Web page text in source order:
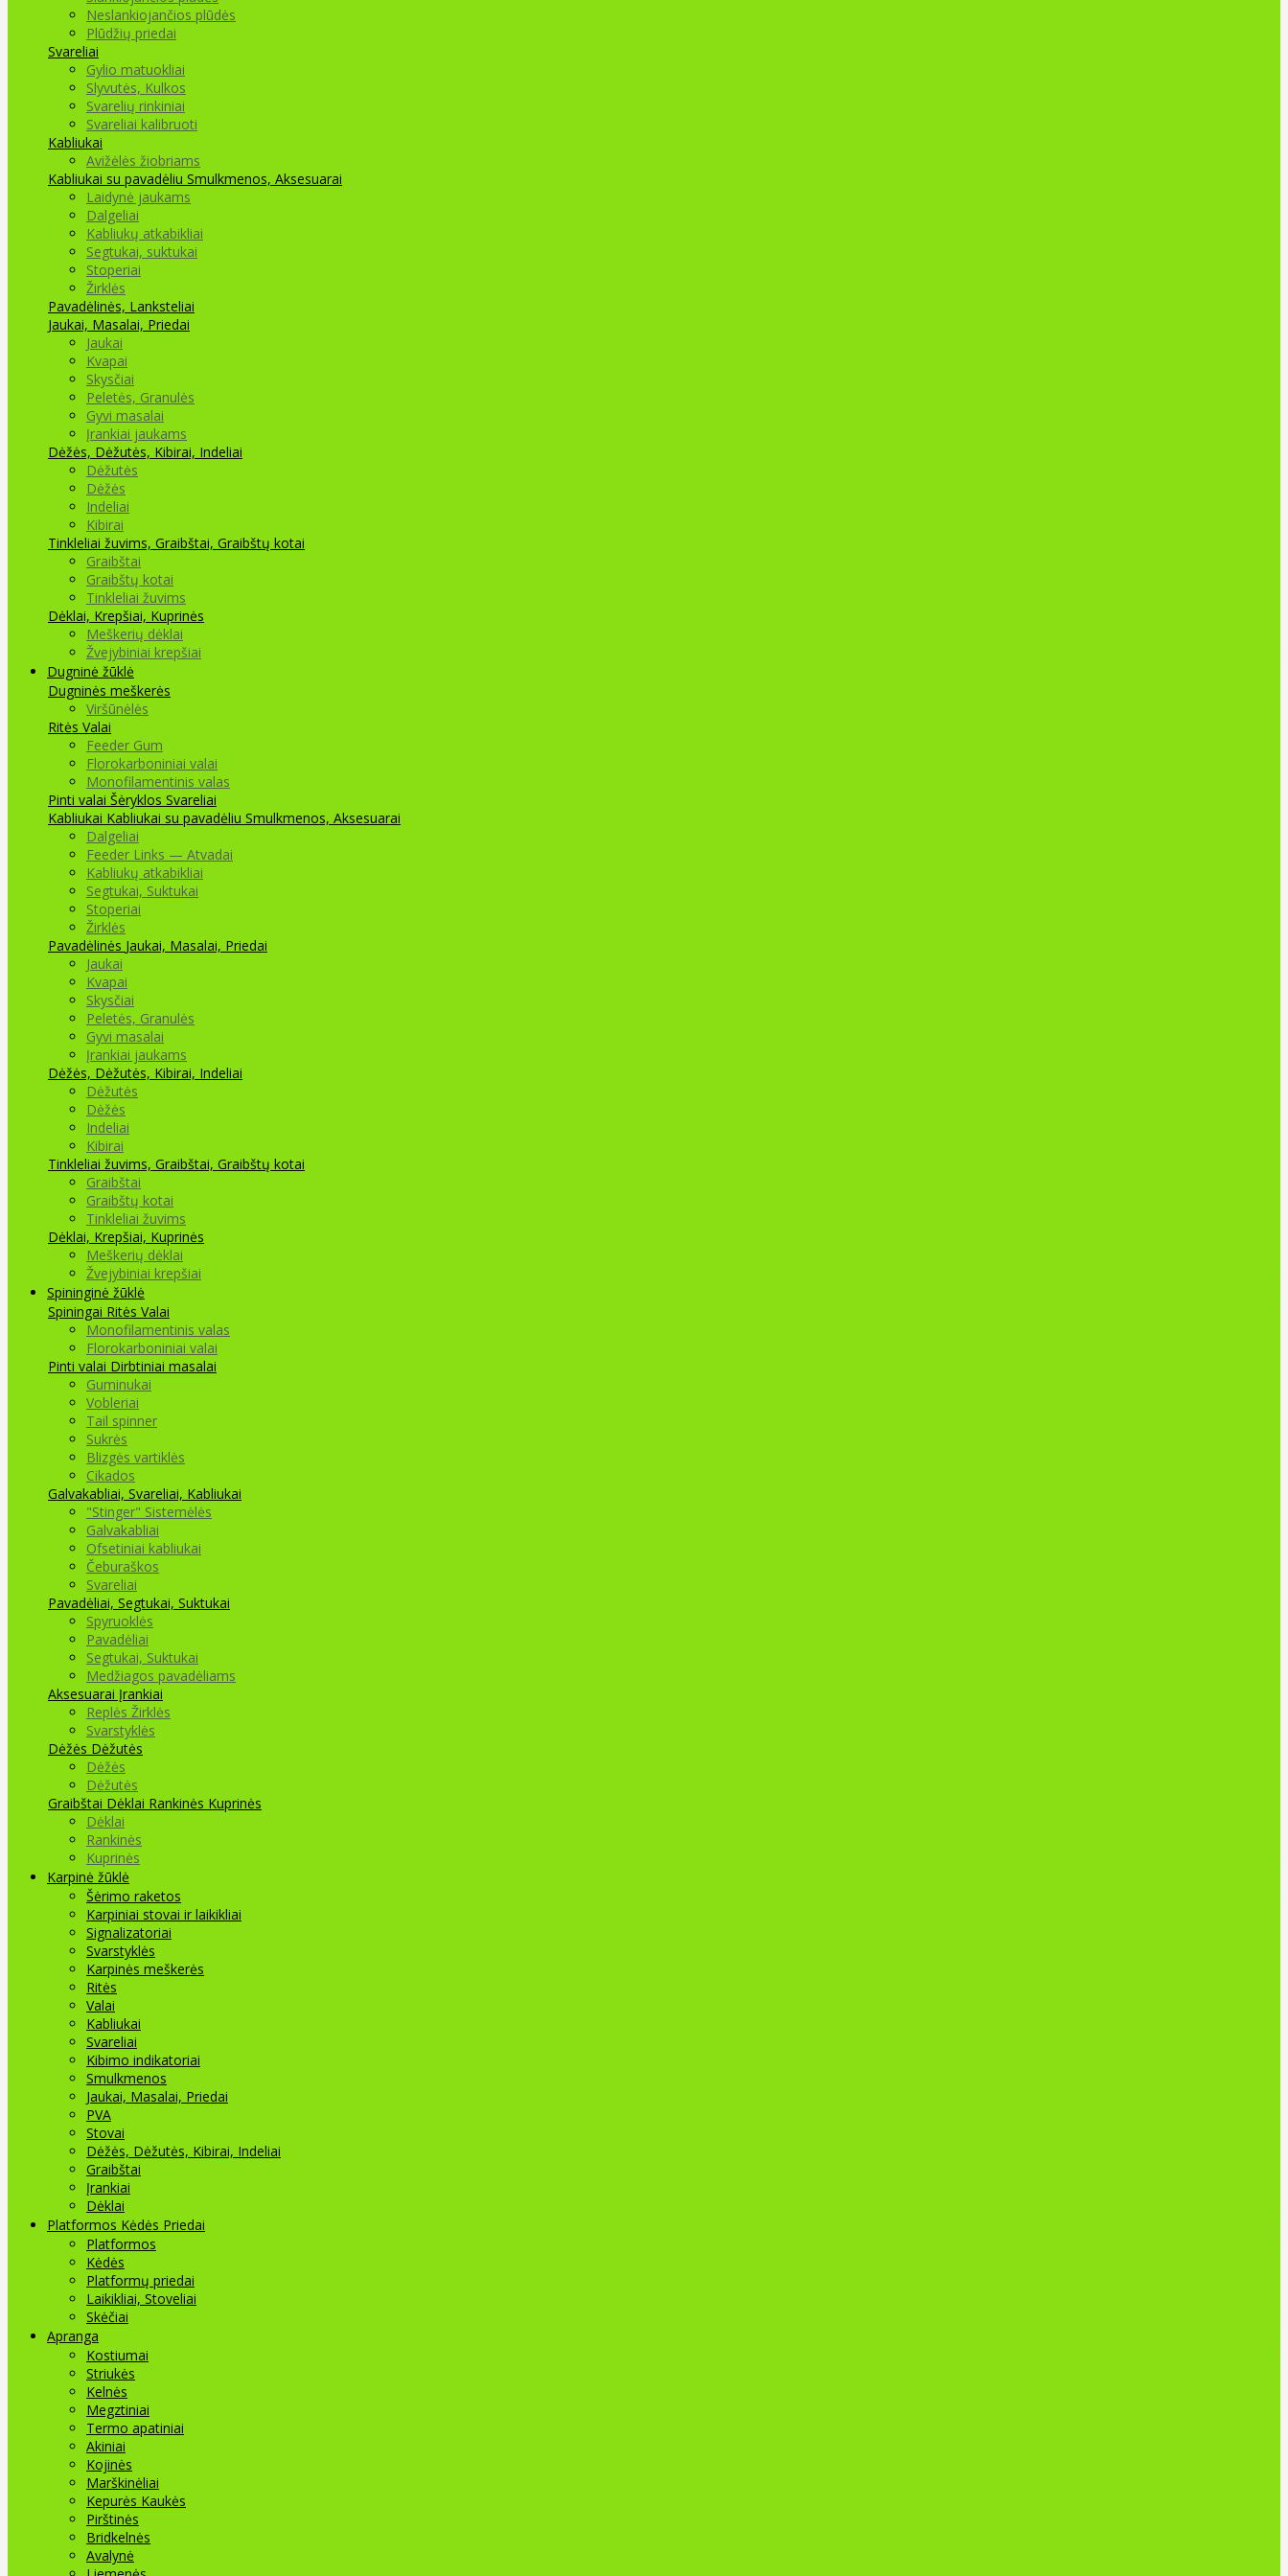
Neslankiojančios plūdės
Plūdžių priedai
Svareliai
Gylio matuokliai
Slyvutės, Kulkos
Svarelių rinkiniai
Svareliai kalibruoti
Kabliukai
Avižėlės žiobriams
Kabliukai su pavadėliu Smulkmenos, Aksesuarai
Laidynė jaukams
Dalgeliai
Kabliukų atkabikliai
Segtukai, suktukai
Stoperiai
Žirklės
Pavadėlinės, Lanksteliai
Jaukai, Masalai, Priedai
Jaukai
Kvapai
Skysčiai
Peletės, Granulės
Gyvi masalai
Įrankiai jaukams
Dėžės, Dėžutės, Kibirai, Indeliai
Dėžutės
Dėžės
Indeliai
Kibirai
Tinkleliai žuvims, Graibštai, Graibštų kotai
Graibštai
Graibštų kotai
Tinkleliai žuvims
Dėklai, Krepšiai, Kuprinės
Meškerių dėklai
Žvejybiniai krepšiai
Dugninė žūklė
Dugninės meškerės
Viršūnėlės
Ritės Valai
Feeder Gum
Florokarboniniai valai
Monofilamentinis valas
Pinti valai Šėryklos Svareliai
Kabliukai Kabliukai su pavadėliu Smulkmenos, Aksesuarai
Dalgeliai
Feeder Links — Atvadai
Kabliukų atkabikliai
Segtukai, Suktukai
Stoperiai
Žirklės
Pavadėlinės Jaukai, Masalai, Priedai
Jaukai
Kvapai
Skysčiai
Peletės, Granulės
Gyvi masalai
Įrankiai jaukams
Dėžės, Dėžutės, Kibirai, Indeliai
Dėžutės
Dėžės
Indeliai
Kibirai
Tinkleliai žuvims, Graibštai, Graibštų kotai
Graibštai
Graibštų kotai
Tinkleliai žuvims
Dėklai, Krepšiai, Kuprinės
Meškerių dėklai
Žvejybiniai krepšiai
Spininginė žūklė
Spiningai Ritės Valai
Monofilamentinis valas
Florokarboniniai valai
Pinti valai Dirbtiniai masalai
Guminukai
Vobleriai
Tail spinner
Sukrės
Blizgės vartiklės
Cikados
Galvakabliai, Svareliai, Kabliukai
"Stinger" Sistemėlės
Galvakabliai
Ofsetiniai kabliukai
Čeburaškos
Svareliai
Pavadėliai, Segtukai, Suktukai
Spyruoklės
Pavadėliai
Segtukai, Suktukai
Medžiagos pavadėliams
Aksesuarai Įrankiai
Replės Žirklės
Svarstyklės
Dėžės Dėžutės
Dėžės
Dėžutės
Graibštai Dėklai Rankinės Kuprinės
Dėklai
Rankinės
Kuprinės
Karpinė žūklė
Šėrimo raketos
Karpiniai stovai ir laikikliai
Signalizatoriai
Svarstyklės
Karpinės meškerės
Ritės
Valai
Kabliukai
Svareliai
Kibimo indikatoriai
Smulkmenos
Jaukai, Masalai, Priedai
PVA
Stovai
Dėžės, Dėžutės, Kibirai, Indeliai
Graibštai
Įrankiai
Dėklai
Platformos Kėdės Priedai
Platformos
Kėdės
Platformų priedai
Laikikliai, Stoveliai
Skėčiai
Apranga
Kostiumai
Striukės
Kelnės
Megztiniai
Termo apatiniai
Akiniai
Kojinės
Marškinėliai
Kepurės Kaukės
Pirštinės
Bridkelnės
Avalynė